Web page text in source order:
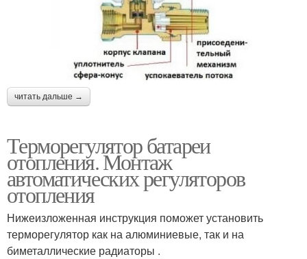
читать дальше →
Терморегулятор батареи
отопления. Монтаж
автоматических регуляторов
отопления
Нижеизложенная инструкция поможет установить
терморегулятор как на алюминиевые, так и на
биметаллические радиаторы .